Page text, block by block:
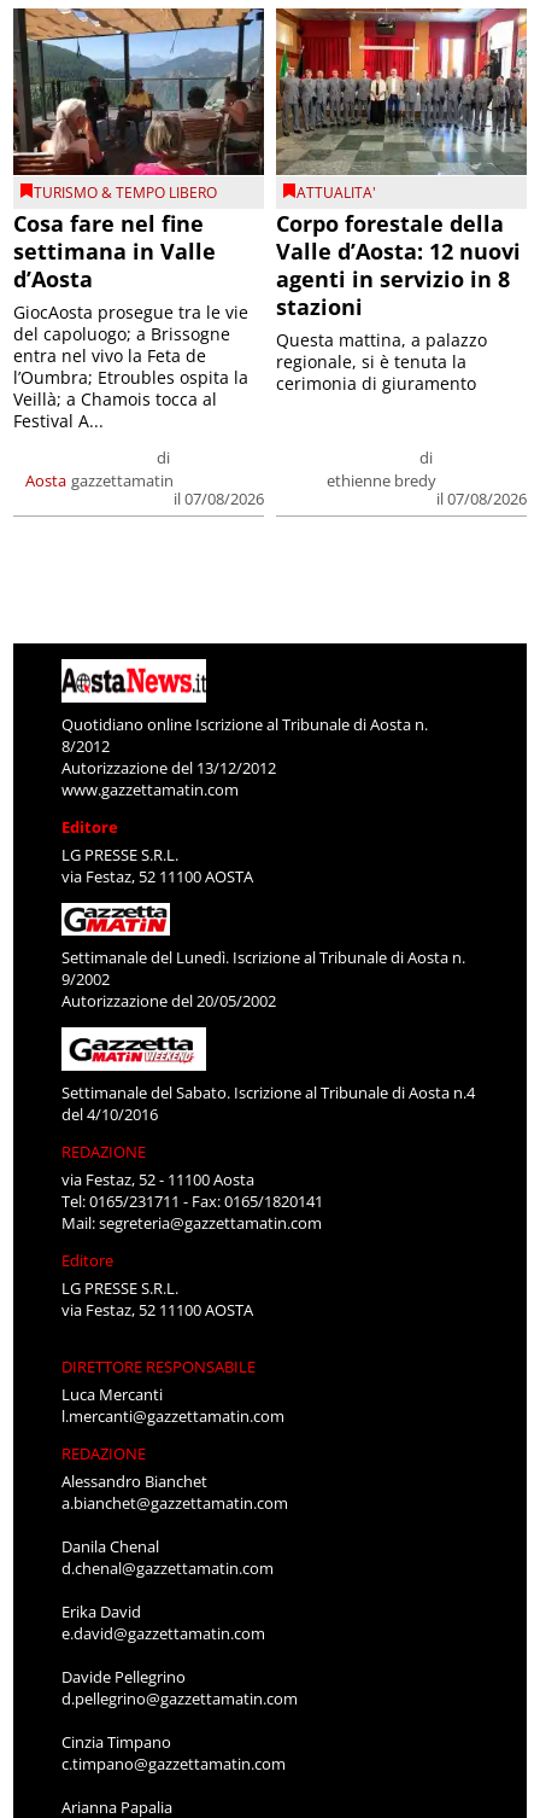
TURISMO & TEMPO LIBERO
Cosa fare nel fine
settimana in Valle
d’Aosta
Aosta
di
gazzettamatin
il 07/08/2026
GiocAosta prosegue tra le vie
del capoluogo; a Brissogne
entra nel vivo la Feta de
l’Oumbra; Etroubles ospita la
Veillà; a Chamois tocca al
Festival A...
ATTUALITA'
Corpo forestale della
Valle d’Aosta: 12 nuovi
agenti in servizio in 8
stazioni
di
ethienne bredy
il 07/08/2026
Questa mattina, a palazzo
regionale, si è tenuta la
cerimonia di giuramento
Quotidiano online Iscrizione al Tribunale di Aosta n.
8/2012
Autorizzazione del 13/12/2012
www.gazzettamatin.com
Editore
LG PRESSE S.R.L.
via Festaz, 52 11100 AOSTA
Settimanale del Lunedì. Iscrizione al Tribunale di Aosta n.
9/2002
Autorizzazione del 20/05/2002
Settimanale del Sabato. Iscrizione al Tribunale di Aosta n.4
del 4/10/2016
REDAZIONE
via Festaz, 52 - 11100 Aosta
Tel: 0165/231711 - Fax: 0165/1820141
Mail:segreteria@gazzettamatin.com
Editore
LG PRESSE S.R.L.
via Festaz, 52 11100 AOSTA
DIRETTORE RESPONSABILE
Luca Mercanti
l.mercanti@gazzettamatin.com
REDAZIONE
Alessandro Bianchet
a.bianchet@gazzettamatin.com
Danila Chenal
d.chenal@gazzettamatin.com
Erika David
e.david@gazzettamatin.com
Davide Pellegrino
d.pellegrino@gazzettamatin.com
Cinzia Timpano
c.timpano@gazzettamatin.com
Arianna Papalia